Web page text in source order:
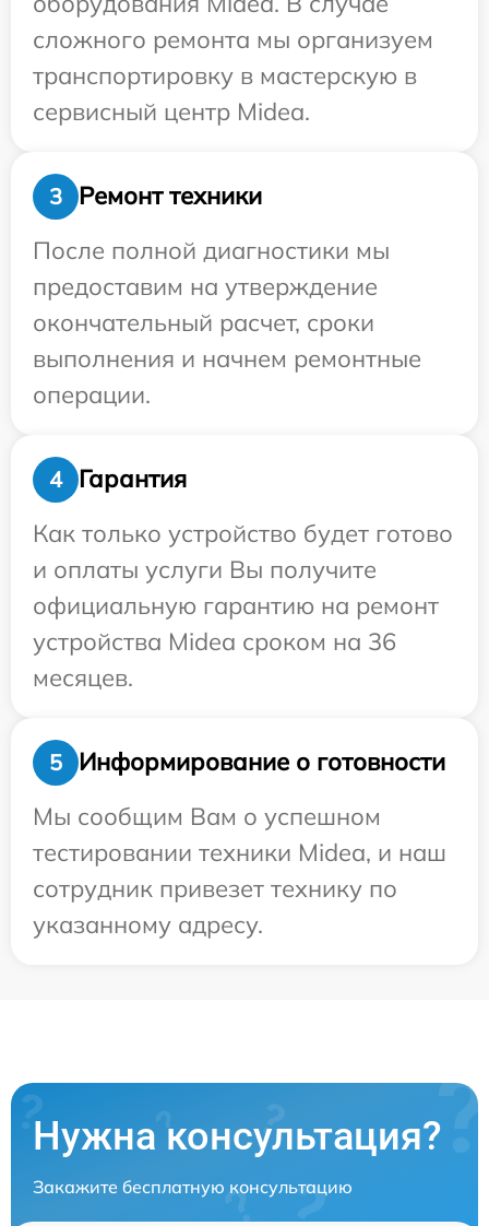
сложного ремонта мы организуем
транспортировку в мастерскую в
сервисный центр Midea.
3
Ремонт техники
После полной диагностики мы
предоставим на утверждение
окончательный расчет, сроки
выполнения и начнем ремонтные
операции.
4
Гарантия
Как только устройство будет готово
и оплаты услуги Вы получите
официальную гарантию на ремонт
устройства Midea сроком на 36
месяцев.
5
Информирование о готовности
Мы сообщим Вам о успешном
тестировании техники Midea, и наш
сотрудник привезет технику по
указанному адресу.
Нужна консультация?
Закажите бесплатную консультацию